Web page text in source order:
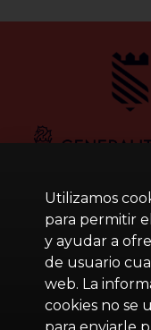
Utilizamos
para permitir
y ayudar a
de usuario
web. La
cookies no se